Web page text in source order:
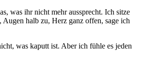
was ihr nicht mehr aussprecht. Ich sitze
Augen halb zu, Herz ganz offen, sage ich
was kaputt ist. Aber ich fühle es jeden